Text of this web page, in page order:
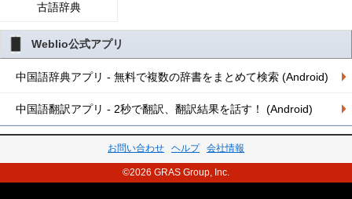
古語辞典
Weblio公式アプリ
中国語辞典アプリ - 無料で複数の辞書をまとめて検索 (Android)
中国語翻訳アプリ - 2秒で翻訳、翻訳結果を話す！ (Android)
お問い合わせ ヘルプ 会社情報
©2026 GRAS Group, Inc.